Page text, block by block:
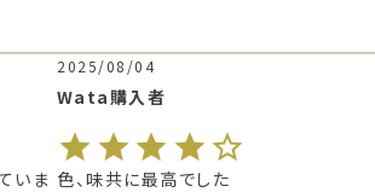
いま
Wata購入者
2025/08/04
色、味共に最高でした